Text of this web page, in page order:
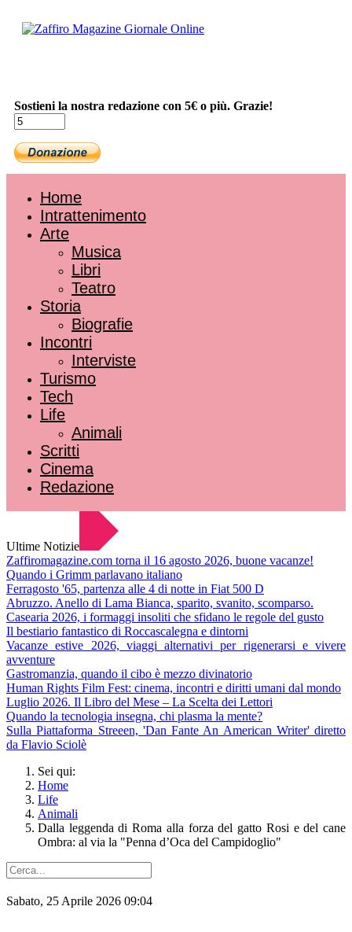
Sostieni la nostra redazione con 5€ o più. Grazie!
Home
Intrattenimento
Arte
Musica
Libri
Teatro
Storia
Biografie
Incontri
Interviste
Turismo
Tech
Life
Animali
Scritti
Cinema
Redazione
Ultime Notizie
Zaffiromagazine.com torna il 16 agosto 2026, buone vacanze!
Quando i Grimm parlavano italiano
Ferragosto '65, partenza alle 4 di notte in Fiat 500 D
Abruzzo. Anello di Lama Bianca, sparito, svanito, scomparso.
Casearia 2026, i formaggi insoliti che sfidano le regole del gusto
Il bestiario fantastico di Roccascalegna e dintorni
Vacanze estive 2026, viaggi alternativi per rigenerarsi e vivere
avventure
Gastromanzia, quando il cibo è mezzo divinatorio
Human Rights Film Fest: cinema, incontri e diritti umani dal mondo
Luglio 2026. Il Libro del Mese – La Scelta dei Lettori
Quando la tecnologia insegna, chi plasma la mente?
Sulla Piattaforma Streeen, 'Dan Fante An American Writer' diretto
da Flavio Sciolè
Sei qui:
Home
Life
Animali
Dalla leggenda di Roma alla forza del gatto Rosi e del cane
Ombra: al via la "Penna d’Oca del Campidoglio"
Sabato, 25 Aprile 2026 09:04